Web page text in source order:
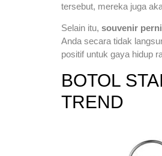
tersebut, mereka juga
Selain itu, souvenir
Anda secara tidak
positif untuk gaya hidup
BOTOL
TREND